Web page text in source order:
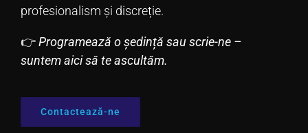
profesionalism și discreție.
👉Programează o ședință sau scrie-ne –
suntem aici să te ascultăm.
Contactează-ne